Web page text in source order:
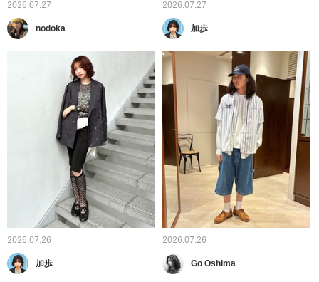
2026.07.27
nodoka
2026.07.27
加歩
2026.07.26
加歩
2026.07.26
Go Oshima